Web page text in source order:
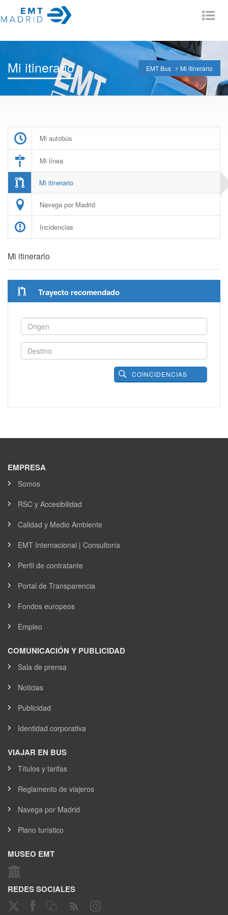
Mi itinerario EMT Bus Mi itinerario
Mi autobús
Mi línea
Mi itinerario
Navega por Madrid
Incidencias
Mi itinerario
Trayecto recomendado
COINCIDENCIAS
EMPRESA
Somos
RSC y Accesibilidad
Calidad y Medio Ambiente
EMT Internacional | Consultoría
Perfil de contratante
Portal de Transparencia
Fondos europeos
Empleo
COMUNICACIÓN Y PUBLICIDAD
Sala de prensa
Noticias
Publicidad
Identidad corporativa
VIAJAR EN BUS
Títulos y tarifas
Reglamento de viajeros
Navega por Madrid
Plano turístico
MUSEO EMT
REDES SOCIALES